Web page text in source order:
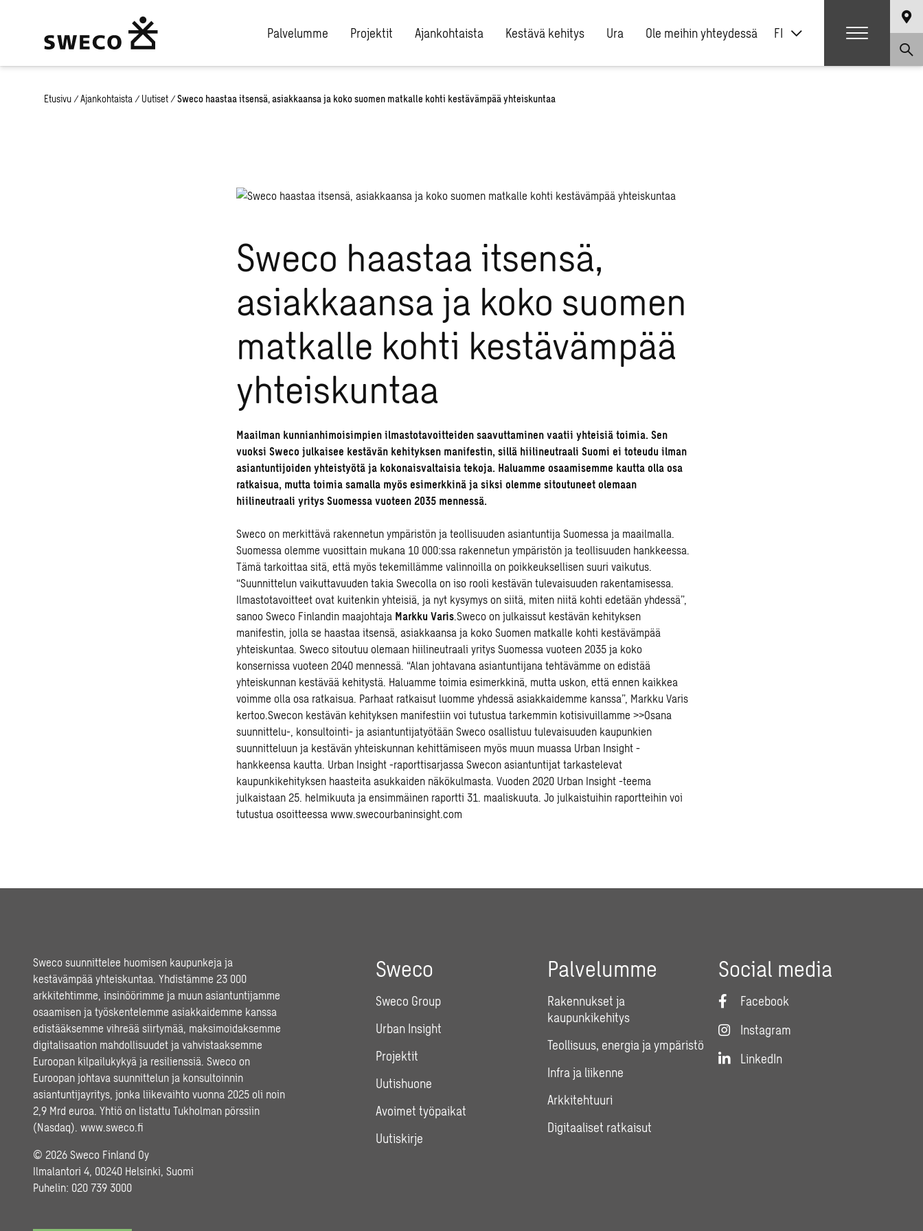
Palvelumme Projektit Ajankohtaista Kestävä kehitys Ura Ole meihin yhteydessä FI
Etusivu / Ajankohtaista / Uutiset / Sweco haastaa itsensä, asiakkaansa ja koko suomen matkalle kohti kestävämpää yhteiskuntaa
Sweco haastaa itsensä,
asiakkaansa ja koko suomen
matkalle kohti kestävämpää
yhteiskuntaa
Maailman kunnianhimoisimpien ilmastotavoitteiden saavuttaminen vaatii yhteisiä toimia. Sen
vuoksi Sweco julkaisee kestävän kehityksen manifestin, sillä hiilineutraali Suomi ei toteudu ilman
asiantuntijoiden yhteistyötä ja kokonaisvaltaisia tekoja. Haluamme osaamisemme kautta olla osa
ratkaisua, mutta toimia samalla myös esimerkkinä ja siksi olemme sitoutuneet olemaan
hiilineutraali yritys Suomessa vuoteen 2035 mennessä.
Sweco on merkittävä rakennetun ympäristön ja teollisuuden asiantuntija Suomessa ja maailmalla.
Suomessa olemme vuosittain mukana 10 000:ssa rakennetun ympäristön ja teollisuuden hankkeessa.
Tämä tarkoittaa sitä, että myös tekemillämme valinnoilla on poikkeuksellisen suuri vaikutus.
“Suunnittelun vaikuttavuuden takia Swecolla on iso rooli kestävän tulevaisuuden rakentamisessa.
Ilmastotavoitteet ovat kuitenkin yhteisiä, ja nyt kysymys on siitä, miten niitä kohti edetään yhdessä”,
sanoo Sweco Finlandin maajohtaja Markku Varis.Sweco on julkaissut kestävän kehityksen
manifestin, jolla se haastaa itsensä, asiakkaansa ja koko Suomen matkalle kohti kestävämpää
yhteiskuntaa. Sweco sitoutuu olemaan hiilineutraali yritys Suomessa vuoteen 2035 ja koko
konsernissa vuoteen 2040 mennessä. “Alan johtavana asiantuntijana tehtävämme on edistää
yhteiskunnan kestävää kehitystä. Haluamme toimia esimerkkinä, mutta uskon, että ennen kaikkea
voimme olla osa ratkaisua. Parhaat ratkaisut luomme yhdessä asiakkaidemme kanssa”, Markku Varis
kertoo.Swecon kestävän kehityksen manifestiin voi tutustua tarkemmin kotisivuillamme >>Osana
suunnittelu-, konsultointi- ja asiantuntijatyötään Sweco osallistuu tulevaisuuden kaupunkien
suunnitteluun ja kestävän yhteiskunnan kehittämiseen myös muun muassa Urban Insight -
hankkeensa kautta. Urban Insight -raporttisarjassa Swecon asiantuntijat tarkastelevat
kaupunkikehityksen haasteita asukkaiden näkökulmasta. Vuoden 2020 Urban Insight -teema
julkaistaan 25. helmikuuta ja ensimmäinen raportti 31. maaliskuuta. Jo julkaistuihin raportteihin voi
tutustua osoitteessa www.swecourbaninsight.com
Sweco suunnittelee huomisen kaupunkeja ja
kestävämpää yhteiskuntaa. Yhdistämme 23 000
arkkitehtimme, insinöörimme ja muun asiantuntijamme
osaamisen ja työskentelemme asiakkaidemme kanssa
edistääksemme vihreää siirtymää, maksimoidaksemme
digitalisaation mahdollisuudet ja vahvistaaksemme
Euroopan kilpailukykyä ja resilienssiä. Sweco on
Euroopan johtava suunnittelun ja konsultoinnin
asiantuntijayritys, jonka liikevaihto vuonna 2025 oli noin
2,9 Mrd euroa. Yhtiö on listattu Tukholman pörssiin
(Nasdaq). www.sweco.fi
© 2026 Sweco Finland Oy
Ilmalantori 4, 00240 Helsinki, Suomi
Puhelin: 020 739 3000
Sweco
Sweco Group
Urban Insight
Projektit
Uutishuone
Avoimet työpaikat
Uutiskirje
Palvelumme
Rakennukset ja
kaupunkikehitys
Teollisuus, energia ja ympäristö
Infra ja liikenne
Arkkitehtuuri
Digitaaliset ratkaisut
Social media
Facebook
Instagram
LinkedIn